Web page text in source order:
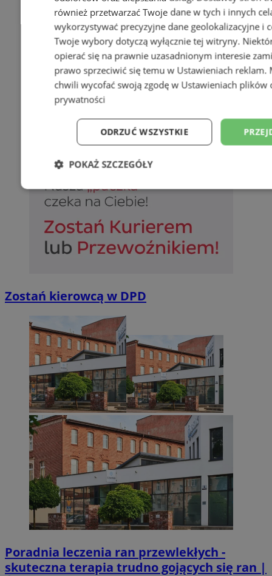
Zostań kierowcą w DPD
Poradnia leczenia ran przewlekłych -
skuteczna terapia trudno gojących się ran |
również przetwarzać Twoje dane w tych i innych
wykorzystywać precyzyjne dane geolokalizacyjne i
Twoje wybory dotyczą wyłącznie tej witryny.
opierać się na prawnie uzasadnionym interesie
prawo sprzeciwić się temu w Ustawieniach reklam.
chwili wycofać swoją zgodę w Ustawieniach plików
prywatności
ODRZUĆ WSZYSTKIE
POKAŻ SZCZEGÓŁY
Niezbędne Wydajność
Niesklasyfikowane
Niezbędne Wydajność
Niezbędne pliki cookie umożliwiają korzystanie z podstawowych
takich jak logowanie użytkownika i zarządzanie kontem. Bez
można prawidłowo korzystać ze strony internetowej.
Nazwa
Provider/
Domena
SessID
sosnowiecki.pl
QeSessID sosnowiecki.pl
MvSessID sosnowiecki.pl
euds .rfihub.com